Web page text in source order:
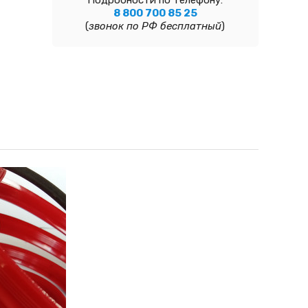
8 800 700 85 25
(звонок по РФ бесплатный)